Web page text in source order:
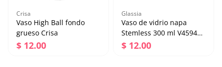
Crisa
Vaso High Ball fondo
grueso Crisa
Precio regular
$ 12.00
Glassia
Vaso de vidrio napa
Stemless 300 ml V459490
Glassia
Precio regular
$ 12.00